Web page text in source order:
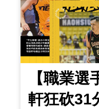
造外圍的投射機
【職業
軒狂砍31